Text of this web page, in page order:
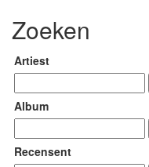
Zoeken
Artiest
Album
Recensent